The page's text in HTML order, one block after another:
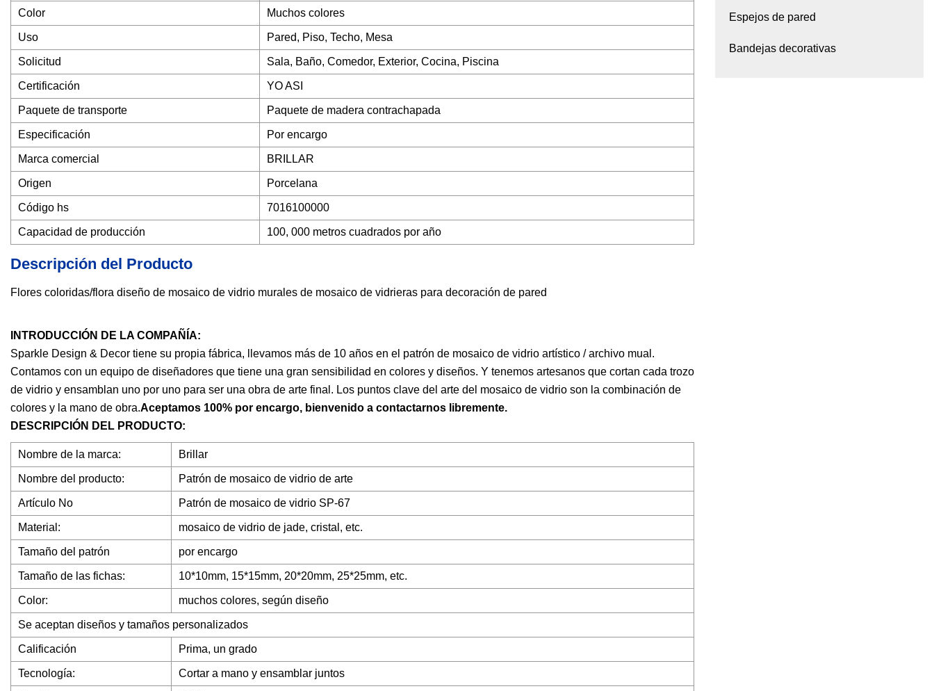
Color Muchos colores
Uso Pared, Piso, Techo, Mesa
Solicitud Sala, Baño, Comedor, Exterior, Cocina, Piscina
Certificación YO ASI
Paquete de transporte Paquete de madera contrachapada
Especificación Por encargo
Marca comercial BRILLAR
Origen Porcelana
Código hs 7016100000
Capacidad de producción 100, 000 metros cuadrados por año
Descripción del Producto
Flores coloridas/flora diseño de mosaico de vidrio murales de mosaico de vidrieras para decoración de pared
INTRODUCCIÓN DE LA COMPAÑÍA:
Sparkle Design & Decor tiene su propia fábrica, llevamos más de 10 años en el patrón de mosaico de vidrio artístico / archivo mual.
Contamos con un equipo de diseñadores que tiene una gran sensibilidad en colores y diseños. Y tenemos artesanos que cortan cada trozo
de vidrio y ensamblan uno por uno para ser una obra de arte final. Los puntos clave del arte del mosaico de vidrio son la combinación de
colores y la mano de obra.Aceptamos 100% por encargo, bienvenido a contactarnos libremente.
DESCRIPCIÓN DEL PRODUCTO:
Nombre de la marca: Brillar
Nombre del producto: Patrón de mosaico de vidrio de arte
Artículo No Patrón de mosaico de vidrio SP-67
Material: mosaico de vidrio de jade, cristal, etc.
Tamaño del patrón por encargo
Tamaño de las fichas: 10*10mm, 15*15mm, 20*20mm, 25*25mm, etc.
Color: muchos colores, según diseño
Se aceptan diseños y tamaños personalizados
Calificación Prima, un grado
Tecnología: Cortar a mano y ensamblar juntos
Espejos de pared
Bandejas decorativas